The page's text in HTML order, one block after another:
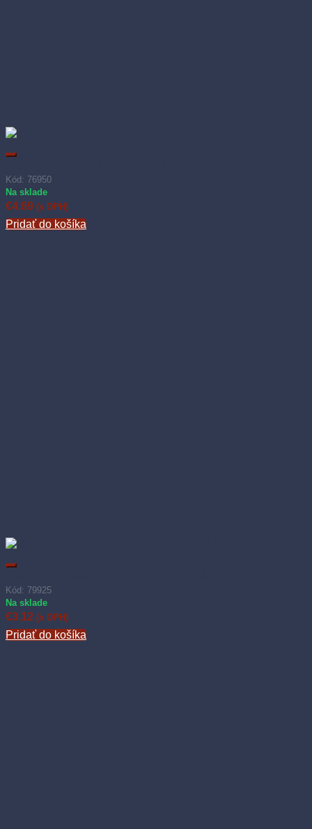
Kód: 76950
Na sklade
€4.69 (s DPH)
Pridať do košíka
Kód: 79925
Na sklade
€3.12 (s DPH)
Pridať do košíka